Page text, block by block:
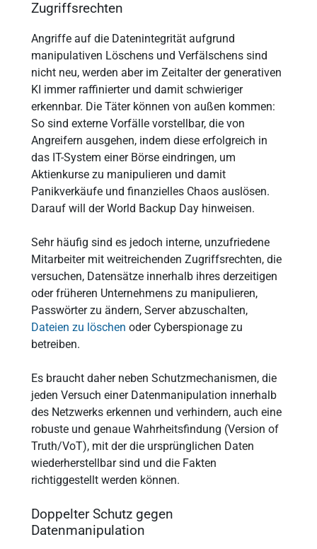
Zugriffsrechten
Angriffe auf die Datenintegrität aufgrund
manipulativen Löschens und Verfälschens sind
nicht neu, werden aber im Zeitalter der generativen
KI immer raffinierter und damit schwieriger
erkennbar. Die Täter können von außen kommen:
So sind externe Vorfälle vorstellbar, die von
Angreifern ausgehen, indem diese erfolgreich in
das IT-System einer Börse eindringen, um
Aktienkurse zu manipulieren und damit
Panikverkäufe und finanzielles Chaos auslösen.
Darauf will der World Backup Day hinweisen.
Sehr häufig sind es jedoch interne, unzufriedene
Mitarbeiter mit weitreichenden Zugriffsrechten, die
versuchen, Datensätze innerhalb ihres derzeitigen
oder früheren Unternehmens zu manipulieren,
Passwörter zu ändern, Server abzuschalten,
Dateien zu löschen oder Cyberspionage zu
betreiben.
Es braucht daher neben Schutzmechanismen, die
jeden Versuch einer Datenmanipulation innerhalb
des Netzwerks erkennen und verhindern, auch eine
robuste und genaue Wahrheitsfindung (Version of
Truth/VoT), mit der die ursprünglichen Daten
wiederherstellbar sind und die Fakten
richtiggestellt werden können.
Doppelter Schutz gegen
Datenmanipulation